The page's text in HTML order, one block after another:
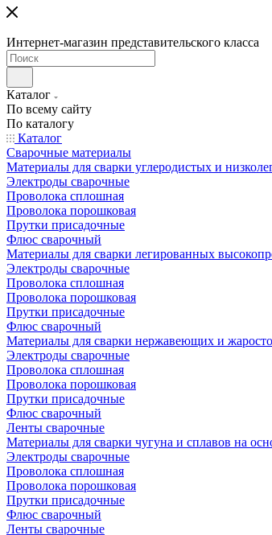
Интернет-магазин представительского класса
Каталог
По всему сайту
По каталогу
Каталог
Сварочные материалы
Материалы для сварки углеродистых и
Электроды сварочные
Проволока сплошная
Проволока порошковая
Прутки присадочные
Флюс сварочный
Материалы для сварки легированных
Электроды сварочные
Проволока сплошная
Проволока порошковая
Прутки присадочные
Флюс сварочный
Материалы для сварки нержавеющих и
Электроды сварочные
Проволока сплошная
Проволока порошковая
Прутки присадочные
Флюс сварочный
Ленты сварочные
Материалы для сварки чугуна и сплавов на
Электроды сварочные
Проволока сплошная
Проволока порошковая
Прутки присадочные
Флюс сварочный
Ленты сварочные